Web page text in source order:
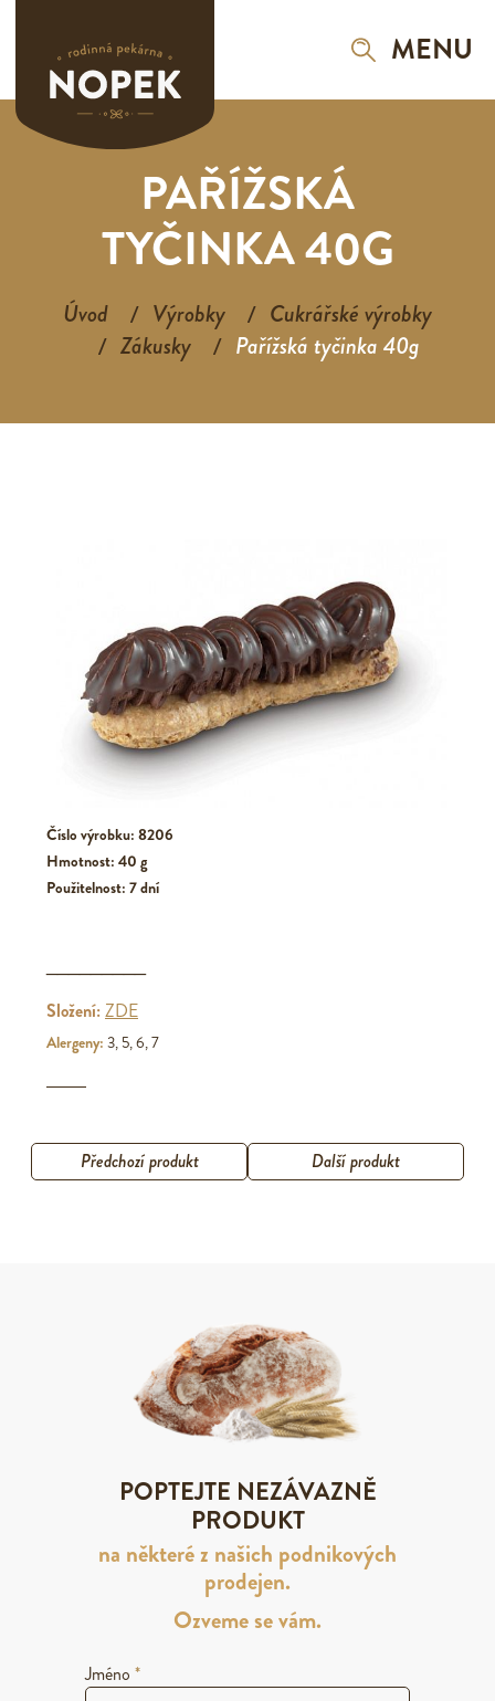
MENU
PAŘÍŽSKÁ
TYČINKA 40G
Úvod Výrobky
Cukrářské výrobky
Zákusky
Pařížská tyčinka 40g
Číslo výrobku: 8206
Hmotnost: 40 g
Použitelnost: 7 dní
Složení:ZDE
Alergeny: 3, 5, 6, 7
Předchozí produkt Další produkt
POPTEJTE NEZÁVAZNĚ
PRODUKT
na některé z našich podnikových
prodejen.
Ozveme se vám.
Jméno *